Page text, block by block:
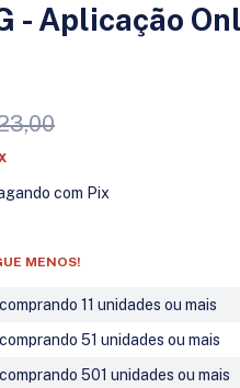
- Aplicação
com Pix
MENOS!
comprando 11 unidades ou mais
comprando 51 unidades ou mais
comprando 501 unidades ou mais